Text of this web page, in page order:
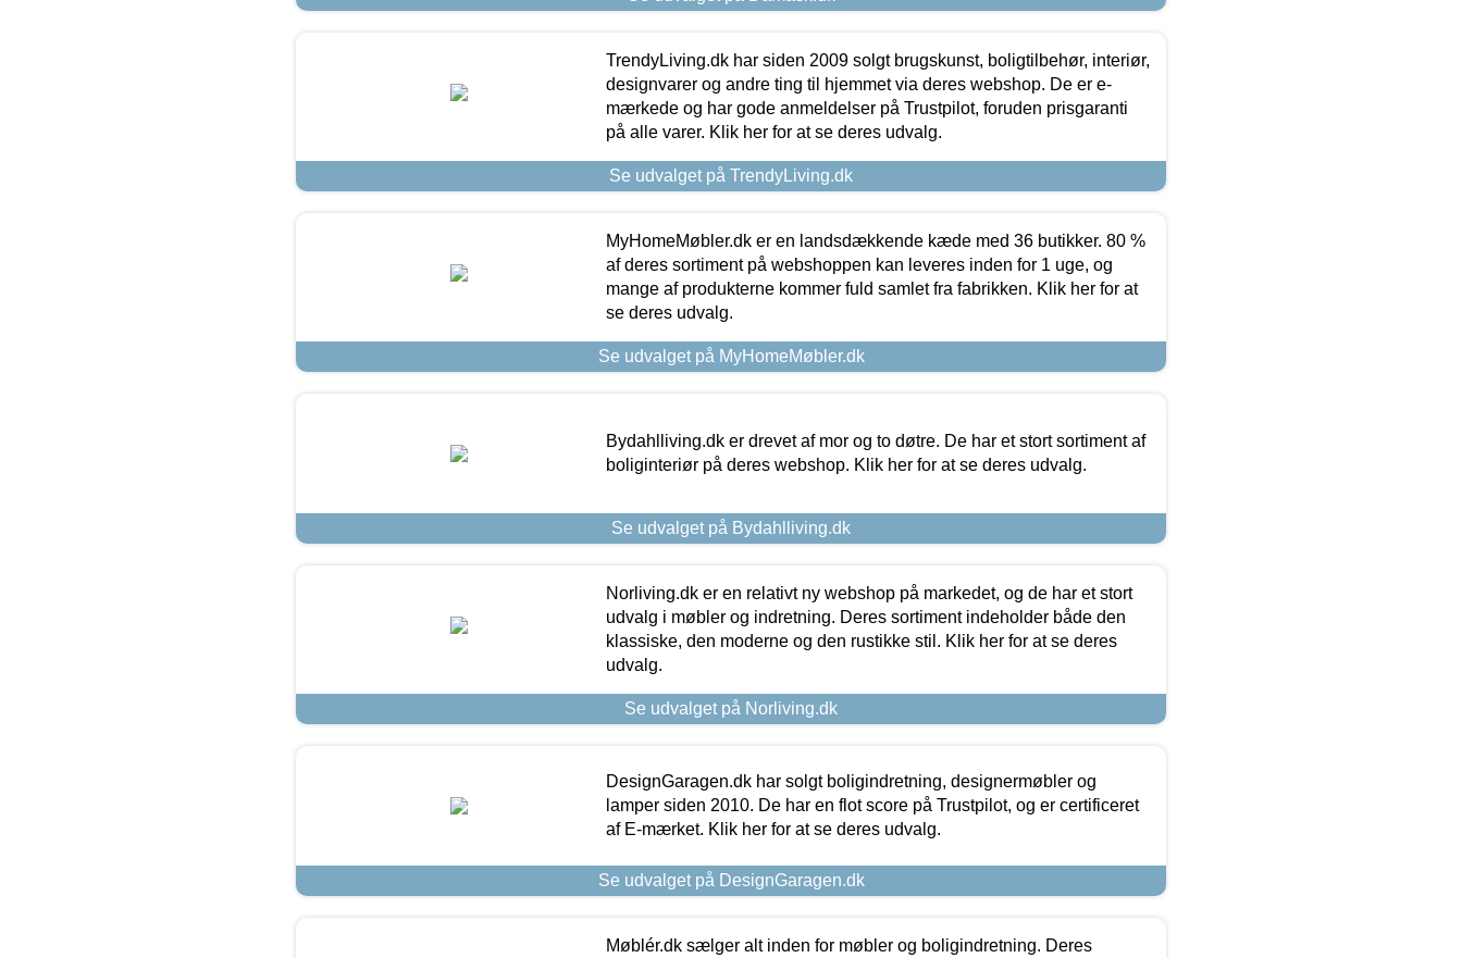
TrendyLiving.dk har siden 2009 solgt brugskunst, boligtilbehør, interiør,
designvarer og andre ting til hjemmet via deres webshop. De er e-
mærkede og har gode anmeldelser på Trustpilot, foruden prisgaranti
på alle varer. Klik her for at se deres udvalg.
Se udvalget på TrendyLiving.dk
MyHomeMøbler.dk er en landsdækkende kæde med 36 butikker. 80 %
af deres sortiment på webshoppen kan leveres inden for 1 uge, og
mange af produkterne kommer fuld samlet fra fabrikken. Klik her for at
se deres udvalg.
Se udvalget på MyHomeMøbler.dk
Bydahlliving.dk er drevet af mor og to døtre. De har et stort sortiment af
boliginteriør på deres webshop. Klik her for at se deres udvalg.
Se udvalget på Bydahlliving.dk
Norliving.dk er en relativt ny webshop på markedet, og de har et stort
udvalg i møbler og indretning. Deres sortiment indeholder både den
klassiske, den moderne og den rustikke stil. Klik her for at se deres
udvalg.
Se udvalget på Norliving.dk
DesignGaragen.dk har solgt boligindretning, designermøbler og
lamper siden 2010. De har en flot score på Trustpilot, og er certificeret
af E-mærket. Klik her for at se deres udvalg.
Se udvalget på DesignGaragen.dk
Møblér.dk sælger alt inden for møbler og boligindretning. Deres